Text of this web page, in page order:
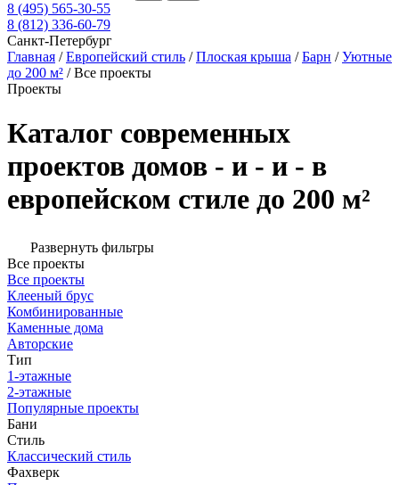
8 (495) 565-30-55
8 (812) 336-60-79
Санкт-Петербург
Главная /Европейский стиль /Плоская крыша /Барн /Уютные
до 200 м² /Все проекты
Проекты
Каталог современных
проектов домов - и - и - в
европейском стиле до 200 м²
Развернуть фильтры
Все проекты
Все проекты
Клееный брус
Комбинированные
Каменные дома
Авторские
Тип
1-этажные
2-этажные
Популярные проекты
Бани
Стиль
Классический стиль
Фахверк